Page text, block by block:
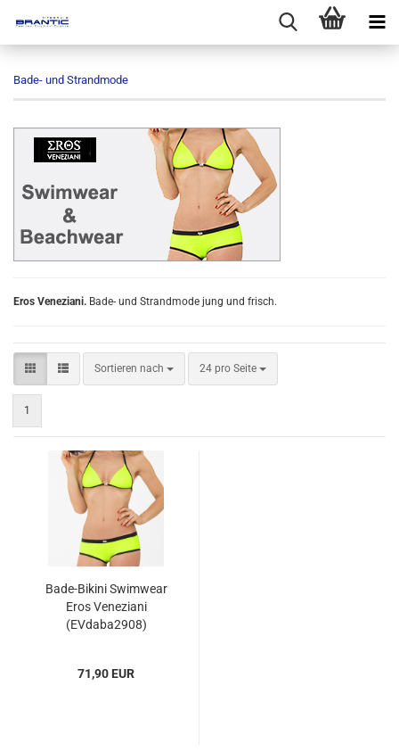
Bade- und Strandmode
Eros Veneziani. Bade- und Strandmode jung und frisch.
Sortieren nach
Sortieren nach 24 pro Seite
pro Seite
1
Bade-Bikini Swimwear
Eros Veneziani
(EVdaba2908)
71,90 EUR